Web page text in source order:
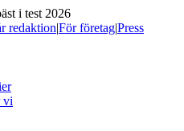
i test 2026
redaktion|För företag|Press
vi